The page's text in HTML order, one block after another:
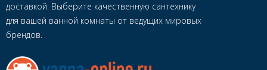
доставкой. Выберите качественную сантехнику
для вашей ванной комнаты от ведущих мировых
брендов.